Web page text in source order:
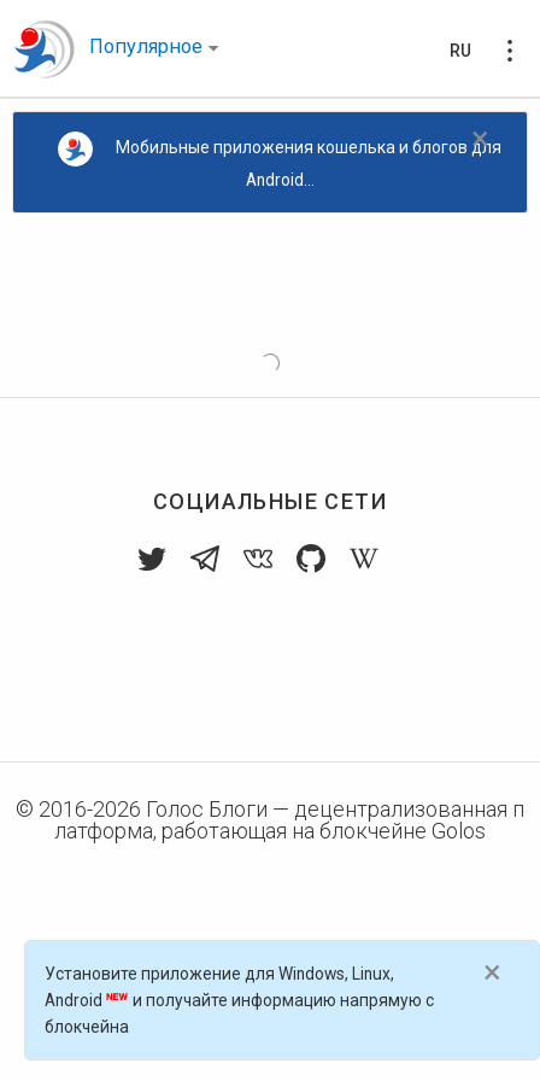
Популярное RU
×
Мобильные приложения кошелька и блогов для
Android...
СОЦИАЛЬНЫЕ СЕТИ
© 2016-2026 Голос Блоги — децентрализованная п
латформа, работающая на блокчейне Golos
×
Установите приложение для Windows, Linux,
Android
и получайте информацию напрямую с
блокчейна